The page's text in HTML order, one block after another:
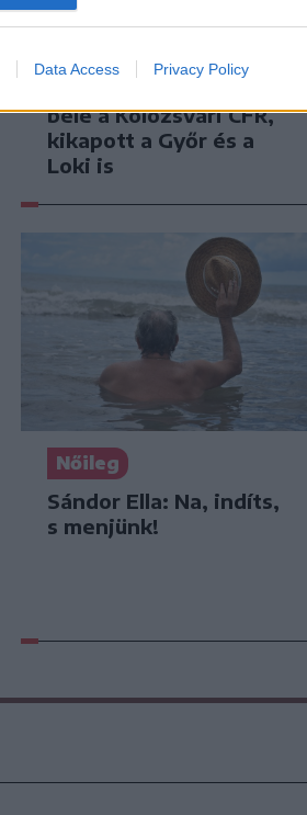
Data Access Privacy Policy
belé a Kolozsvári CFR,
kikapott a Győr és a
Loki is
Nőileg
Sándor Ella: Na, indíts,
s menjünk!